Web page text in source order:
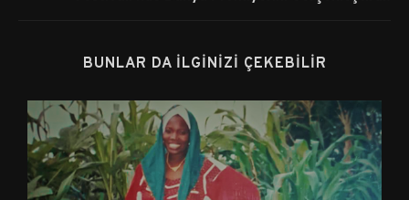
BUNLAR DA İLGINIZI ÇEKEBILIR